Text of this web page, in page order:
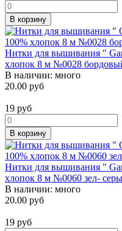
В корзину
Нитки для вышивания "
хлопок 8 м №0028
В наличии: много
20.00 руб
19 руб
В корзину
Нитки для вышивания "
хлопок 8 м №0060 зел-
В наличии: много
20.00 руб
19 руб